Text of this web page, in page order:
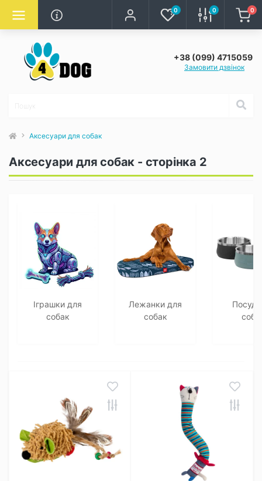
0 0 0
+38 (099) 4715059
Замовити дзвінок
Аксесуари для собак
Аксесуари для собак - сторінка 2
Іграшки для
собак
Лежанки для
собак
Посуд